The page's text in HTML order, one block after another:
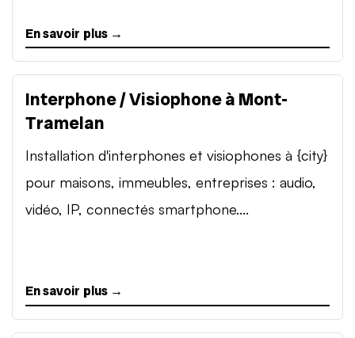
En savoir plus →
Interphone / Visiophone à Mont-
Tramelan
Installation d'interphones et visiophones à {city}
pour maisons, immeubles, entreprises : audio,
vidéo, IP, connectés smartphone....
En savoir plus →